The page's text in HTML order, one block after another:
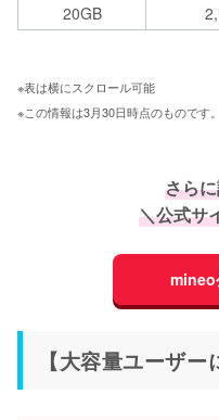
20GB
※表は横にスクロール可能
※この情報は3月30日時点のものです。
さら
＼公式サ
mineo
【大容量ユーザ